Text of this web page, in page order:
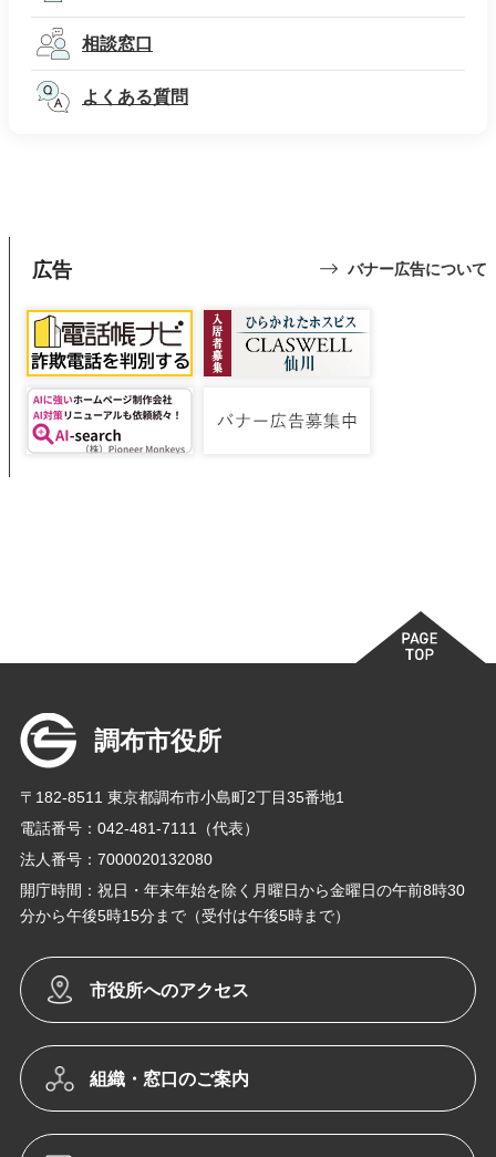
相談窓口
よくある質問
広告 バナー広告について
調布市役所
〒182-8511 東京都調布市小島町2丁目35番地1
電話番号：042-481-7111（代表）
法人番号：7000020132080
開庁時間：祝日・年末年始を除く月曜日から金曜日の午前8時30
分から午後5時15分まで（受付は午後5時まで）
市役所へのアクセス
組織・窓口のご案内